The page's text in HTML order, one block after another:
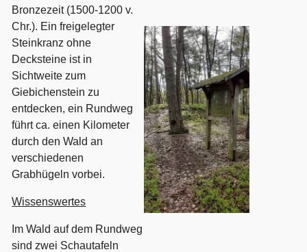
Bronzezeit (1500-1200 v.
Chr.). Ein freigelegter
Steinkranz ohne
Decksteine ist in
Sichtweite zum
Giebichenstein zu
entdecken, ein Rundweg
führt ca. einen Kilometer
durch den Wald an
verschiedenen
Grabhügeln vorbei.
Wissenswertes
Im Wald auf dem Rundweg
sind zwei Schautafeln